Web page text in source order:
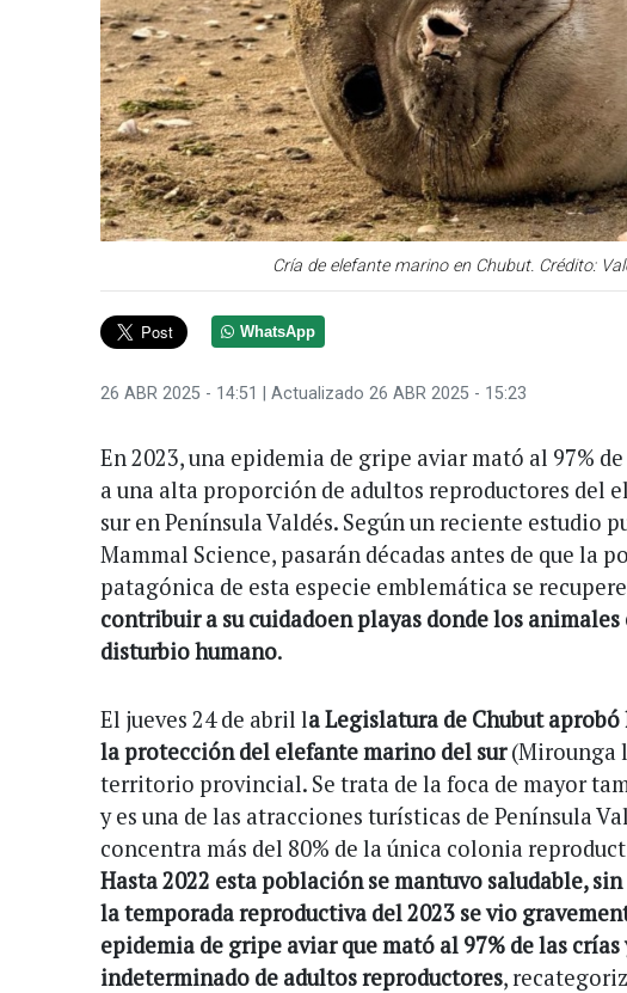
Cría de elefante marino en Chubut. Crédito:
WhatsApp
26 ABR 2025 - 14:51 | Actualizado 26 ABR 2025 - 15:23
En 2023, una epidemia de gripe aviar mató al 97%
a una alta proporción de adultos reproductores del
sur en Península Valdés. Según un reciente estudio
Mammal Science, pasarán décadas antes de que la
patagónica de esta especie emblemática se
contribuir a su cuidadoen playas donde los
disturbio humano.
El jueves 24 de abril la Legislatura de Chubut
la protección del elefante marino del sur(Mirounga
territorio provincial. Se trata de la foca de mayor
y es una de las atracciones turísticas de Península
concentra más del 80% de la única colonia
Hasta 2022 esta población se mantuvo saludable,
la temporada reproductiva del 2023 se vio
epidemia de gripe aviar que mató al 97% de las crías
indeterminado de adultos reproductores,